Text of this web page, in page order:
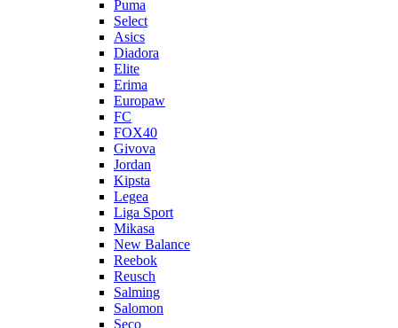
Puma
Select
Asics
Diadora
Elite
Erima
Europaw
FC
FOX40
Givova
Jordan
Kipsta
Legea
Liga Sport
Mikasa
New Balance
Reebok
Reusch
Salming
Salomon
Seco